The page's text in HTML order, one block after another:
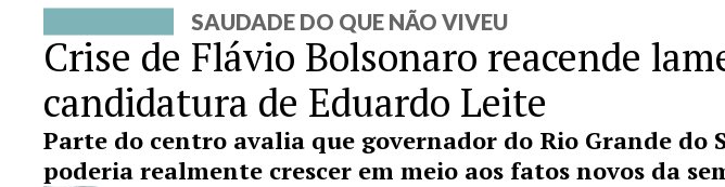
SAUDADE DO QUE NÃO VIVEU
Crise de Flávio Bolsonaro reacende
candidatura de Eduardo Leite
Parte do centro avalia que governador do Rio Grande do
poderia realmente crescer em meio aos fatos novos da